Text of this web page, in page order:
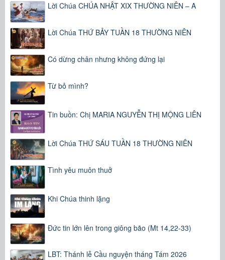
Lời Chúa CHÚA NHẬT XIX THƯỜNG NIÊN – A
Lời Chúa THỨ BẢY TUẦN 18 THƯỜNG NIÊN
Có dừng chân nhưng không đứng lại
Từ bỏ mình?
Tin buồn: Chị MARIA NGUYỄN THỊ MỘNG LIÊN
Lời Chúa THỨ SÁU TUẦN 18 THƯỜNG NIÊN
Tình yêu muôn thuở
Khi Chúa thinh lặng
Đức tin lớn lên trong giông bão (Mt 14,22-33)
LBT: Thánh lễ Cầu nguyện tháng Tám 2026